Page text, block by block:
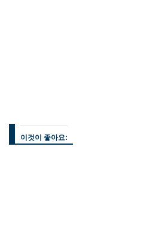
이것이 좋아요: